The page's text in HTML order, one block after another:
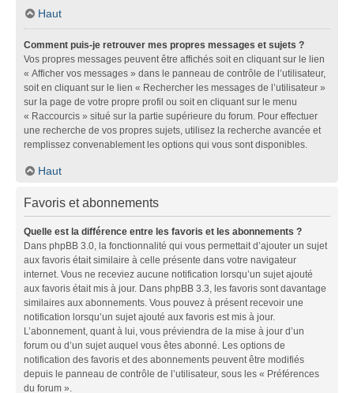
Haut
Comment puis-je retrouver mes propres messages et sujets ?
Vos propres messages peuvent être affichés soit en cliquant sur le lien
« Afficher vos messages » dans le panneau de contrôle de l’utilisateur,
soit en cliquant sur le lien « Rechercher les messages de l’utilisateur »
sur la page de votre propre profil ou soit en cliquant sur le menu
« Raccourcis » situé sur la partie supérieure du forum. Pour effectuer
une recherche de vos propres sujets, utilisez la recherche avancée et
remplissez convenablement les options qui vous sont disponibles.
Haut
Favoris et abonnements
Quelle est la différence entre les favoris et les abonnements ?
Dans phpBB 3.0, la fonctionnalité qui vous permettait d’ajouter un sujet
aux favoris était similaire à celle présente dans votre navigateur
internet. Vous ne receviez aucune notification lorsqu’un sujet ajouté
aux favoris était mis à jour. Dans phpBB 3.3, les favoris sont davantage
similaires aux abonnements. Vous pouvez à présent recevoir une
notification lorsqu’un sujet ajouté aux favoris est mis à jour.
L’abonnement, quant à lui, vous préviendra de la mise à jour d’un
forum ou d’un sujet auquel vous êtes abonné. Les options de
notification des favoris et des abonnements peuvent être modifiés
depuis le panneau de contrôle de l’utilisateur, sous les « Préférences
du forum ».